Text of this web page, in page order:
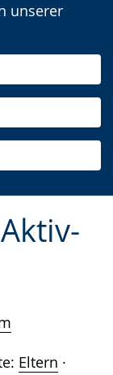
unserer
Eltern ·